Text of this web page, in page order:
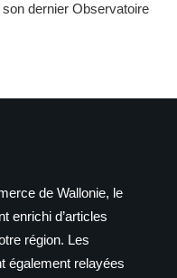
dernier Observatoire
de Wallonie, le
enrichi d’articles
région. Les
également relayées